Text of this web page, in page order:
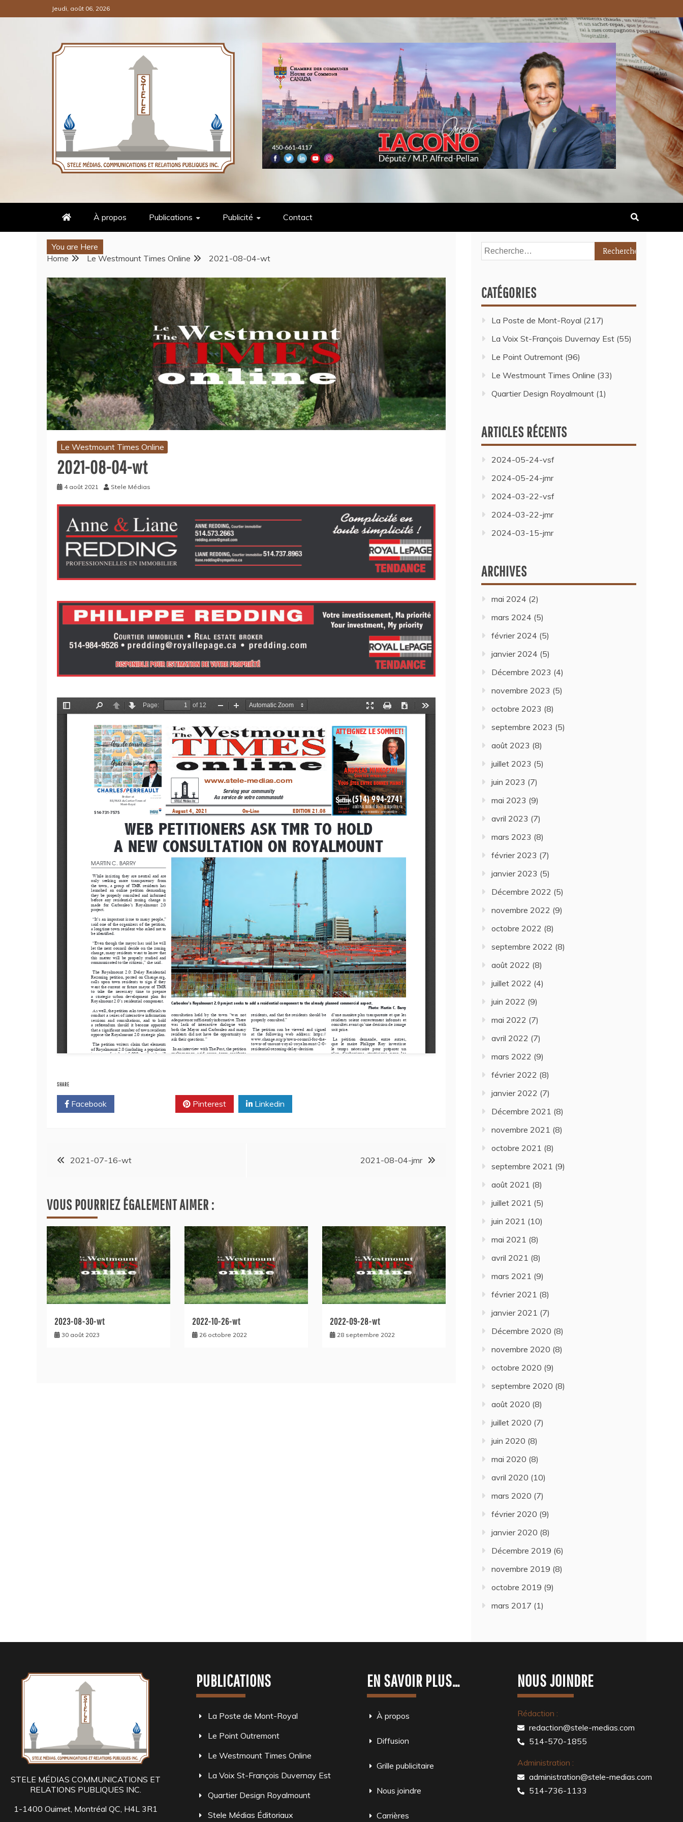
Jeudi, août 06, 2026
À propos Publications Publicité Contact
You are Here
Home
Le Westmount Times Online 2021-08-04-wt
Le Westmount Times Online
2021-08-04-wt
4 août 2021 Stele Médias
SHARE
Facebook Pinterest Linkedin
2021-07-16-wt 2021-08-04-jmr
VOUS POURRIEZ ÉGALEMENT AIMER :
2023-08-30-wt
30 août 2023
2022-10-26-wt
26 octobre 2022
2022-09-28-wt
28 septembre 2022
CATÉGORIES
La Poste de Mont-Royal (217)
La Voix St-François Duvernay Est (55)
Le Point Outremont (96)
Le Westmount Times Online (33)
Quartier Design Royalmount (1)
ARTICLES RÉCENTS
2024-05-24-vsf
2024-05-24-jmr
2024-03-22-vsf
2024-03-22-jmr
2024-03-15-jmr
ARCHIVES
mai 2024 (2)
mars 2024 (5)
février 2024 (5)
janvier 2024 (5)
Décembre 2023 (4)
novembre 2023 (5)
octobre 2023 (8)
septembre 2023 (5)
août 2023 (8)
juillet 2023 (5)
juin 2023 (7)
mai 2023 (9)
avril 2023 (7)
mars 2023 (8)
février 2023 (7)
janvier 2023 (5)
Décembre 2022 (5)
novembre 2022 (9)
octobre 2022 (8)
septembre 2022 (8)
août 2022 (8)
juillet 2022 (4)
juin 2022 (9)
mai 2022 (7)
avril 2022 (7)
mars 2022 (9)
février 2022 (8)
janvier 2022 (7)
Décembre 2021 (8)
novembre 2021 (8)
octobre 2021 (8)
septembre 2021 (9)
août 2021 (8)
juillet 2021 (5)
juin 2021 (10)
mai 2021 (8)
avril 2021 (8)
mars 2021 (9)
février 2021 (8)
janvier 2021 (7)
Décembre 2020 (8)
novembre 2020 (8)
octobre 2020 (9)
septembre 2020 (8)
août 2020 (8)
juillet 2020 (7)
juin 2020 (8)
mai 2020 (8)
avril 2020 (10)
mars 2020 (7)
février 2020 (9)
janvier 2020 (8)
Décembre 2019 (6)
novembre 2019 (8)
octobre 2019 (9)
mars 2017 (1)
STELE MÉDIAS COMMUNICATIONS ET
RELATIONS PUBLIQUES INC.
1-1400 Ouimet, Montréal QC, H4L 3R1
PUBLICATIONS
La Poste de Mont-Royal
Le Point Outremont
Le Westmount Times Online
La Voix St-François Duvernay Est
Quartier Design Royalmount
Stele Médias Éditoriaux
EN SAVOIR PLUS…
À propos
Diffusion
Grille publicitaire
Nous joindre
Carrières
NOUS JOINDRE
Rédaction :
redaction@stele-medias.com
514-570-1855
Administration :
administration@stele-medias.com
514-736-1133